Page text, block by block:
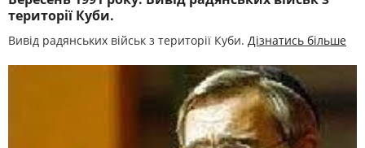
території Куби.
Вивід радянських військ з території Куби. Дізнатись більше